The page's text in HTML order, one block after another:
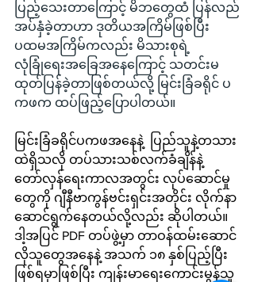
ပြည့်သေးတာကြောင့် မိဘတွေထံ ပြန်လည်
အပ်နှံခဲ့တာဟာ ဒုတိယအကြိမ်ဖြစ်ပြီး
ပထမအကြိမ်ကလည်း မိသားစုရဲ့
လုံခြုံရေးအခြေအနေကြောင့် သတင်းမ
ထုတ်ပြန်ခဲ့တာဖြစ်တယ်လို့ မြင်းခြံခရိုင် ပ
ကဖက ထပ်ဖြည့်ပြောပါတယ်။
မြင်းခြံခရိုင်ပကဖအနေနဲ့  ပြည်သူနဲ့တသား
ထဲရှိသလို တပ်သားသစ်လက်ခံချိန်နဲ့
တော်လှန်ရေးကာလအတွင်း လုပ်ဆောင်မှု
တွေကို ဂျီနီဗာကွန်ဗင်းရှင်းအတိုင်း လိုက်နာ
ဆောင်ရွက်နေတယ်လို့လည်း ဆိုပါတယ်။
ဒါ့အပြင် PDF တပ်ဖွဲ့မှာ တာဝန်ထမ်းဆောင်
လိုသူတွေအနေနဲ့ အသက် ၁၈ နှစ်ပြည့်ပြီး
ဖြစ်ရမှာဖြစ်ပြီး ကျန်းမာရေးကောင်းမွန်သူ